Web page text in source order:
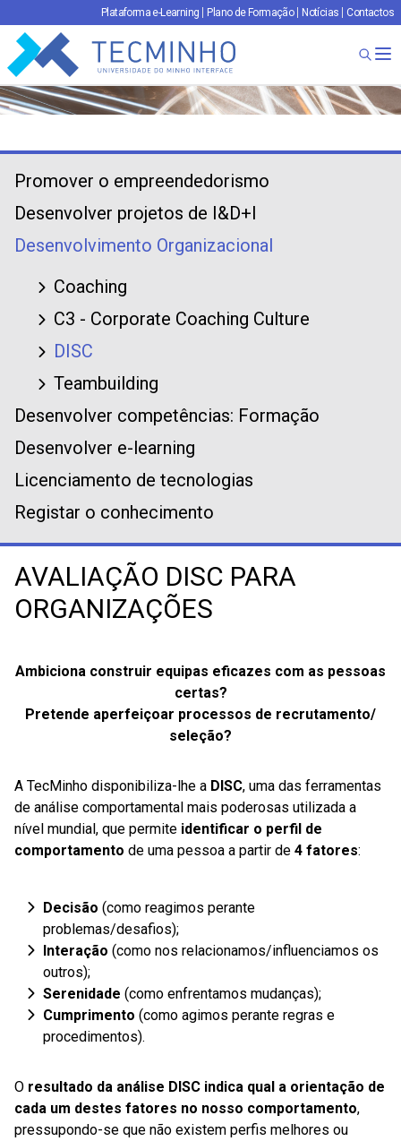
Plataforma e-Learning Plano de Formação Notícias Contactos
TECMINHO
Promover o empreendedorismo
Desenvolver projetos de I&D+I
Desenvolvimento Organizacional
Coaching
C3 - Corporate Coaching Culture
DISC
Teambuilding
Desenvolver competências: Formação
Desenvolver e-learning
Licenciamento de tecnologias
Registar o conhecimento
AVALIAÇÃO DISC PARA
ORGANIZAÇÕES
Ambiciona construir equipas eficazes com as pessoas
certas?
Pretende aperfeiçoar processos de recrutamento/
seleção?
A TecMinho disponibiliza-lhe a DISC, uma das ferramentas
de análise comportamental mais poderosas utilizada a
nível mundial, que permite identificar o perfil de
comportamento de uma pessoa a partir de 4 fatores:
Decisão (como reagimos perante
problemas/desafios);
Interação (como nos relacionamos/influenciamos os
outros);
Serenidade (como enfrentamos mudanças);
Cumprimento (como agimos perante regras e
procedimentos).
O resultado da análise DISC indica qual a orientação de
cada um destes fatores no nosso comportamento,
pressupondo-se que não existem perfis melhores ou